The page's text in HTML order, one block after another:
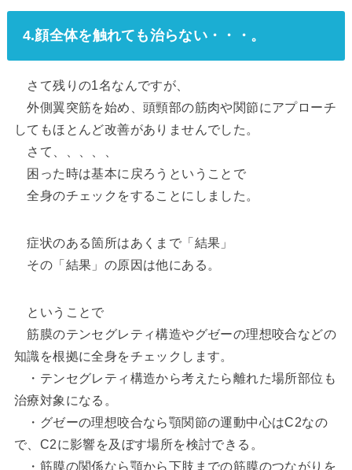
4.顔全体を触れても治らない・・・。
さて残りの1名なんですが、
外側翼突筋を始め、頭頸部の筋肉や関節にアプローチ
してもほとんど改善がありませんでした。
さて、、、、、
困った時は基本に戻ろうということで
全身のチェックをすることにしました。
症状のある箇所はあくまで「結果」
その「結果」の原因は他にある。
ということで
筋膜のテンセグレティ構造やグゼーの理想咬合などの
知識を根拠に全身をチェックします。
・テンセグレティ構造から考えたら離れた場所部位も
治療対象になる。
・グゼーの理想咬合なら顎関節の運動中心はC2なの
で、C2に影響を及ぼす場所を検討できる。
・筋膜の関係なら顎から下肢までの筋膜のつながりを